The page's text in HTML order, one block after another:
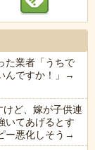
た業者「うちで
んですか！」→
ど、嫁が子供連
いてあげるとす
ー悪化しそう→